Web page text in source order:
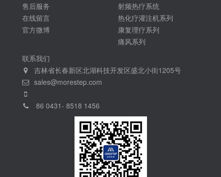
售后服务
在线留言
官方微博
射频热疗系统
热化疗灌注机系列
康复理疗系列
痛风系列
联系我们
吉林省长春新区北湖科技开发区盛北小街1205号
sales@morestep.com
86 0431- 8518 1456